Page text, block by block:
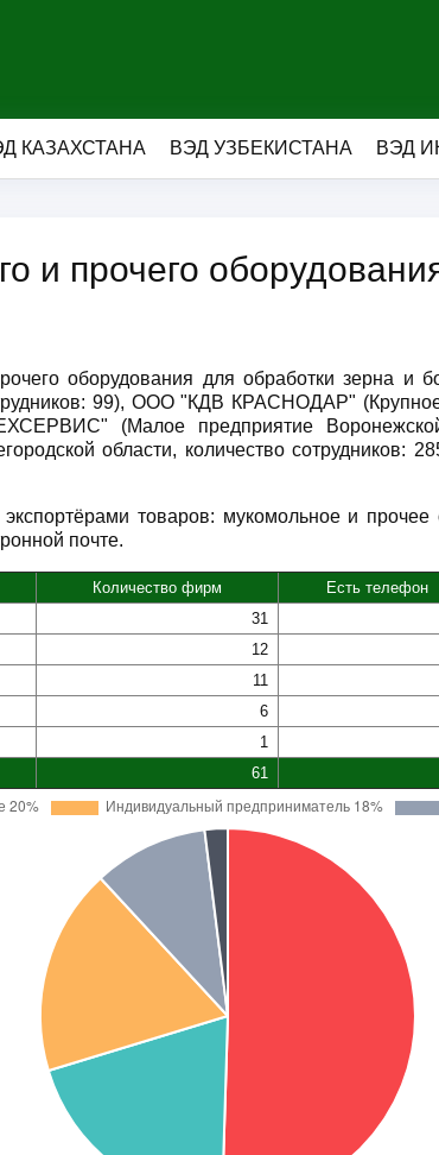
КАЗАХСТАНА ВЭД УЗБЕКИСТАНА ВЭД
и прочего
оборудования для обработки зерна
99), ООО "КДВ КРАСНОДАР"
(Малое предприятие Воронежской
области, количество
товаров: мукомольное и
почте.
Количество фирм Есть телефон
31
12
11
6
1
61